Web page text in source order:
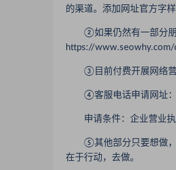
的渠道。添加网址官方字
②如果仍然有一部分朋友
https://www.seowhy.com/
③目前付费开展网络营销
④客服电话申请网址：
申请条件：企业营业执
⑤其他部分只要想做，多
在于行动，去做。